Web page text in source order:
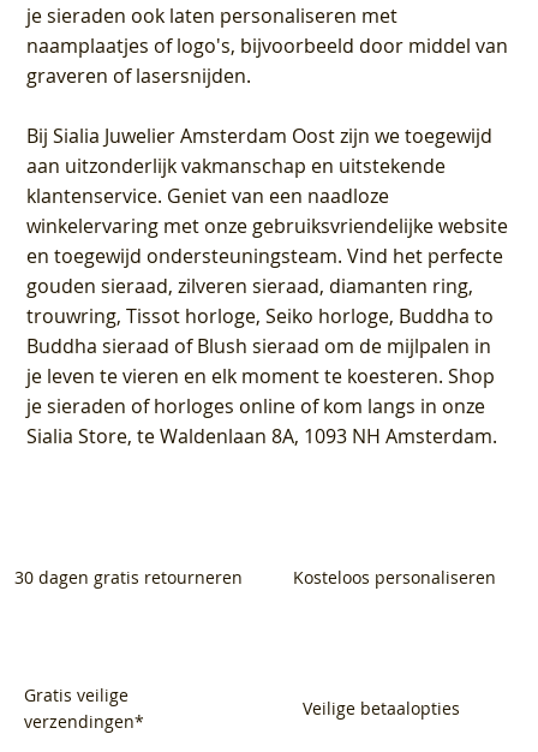
je sieraden ook laten personaliseren met
naamplaatjes of logo's, bijvoorbeeld door middel van
graveren of lasersnijden.
BijSialia Juwelier Amsterdam Oostzijn we toegewijd
aan uitzonderlijk vakmanschap en uitstekende
klantenservice. Geniet van een naadloze
winkelervaring met onze gebruiksvriendelijke website
en toegewijd ondersteuningsteam. Vind het perfecte
gouden sieraad, zilveren sieraad, diamanten ring,
trouwring, Tissot horloge, Seiko horloge, Buddha to
Buddha sieraad of Blush sieraad om de mijlpalen in
je leven te vieren en elk moment te koesteren. Shop
je sieraden of horloges online of kom langs in onze
Sialia Store, te Waldenlaan 8A, 1093 NH Amsterdam.
30 dagen gratis retourneren Kosteloos personaliseren
Gratis veilige
verzendingen*
Veilige betaalopties